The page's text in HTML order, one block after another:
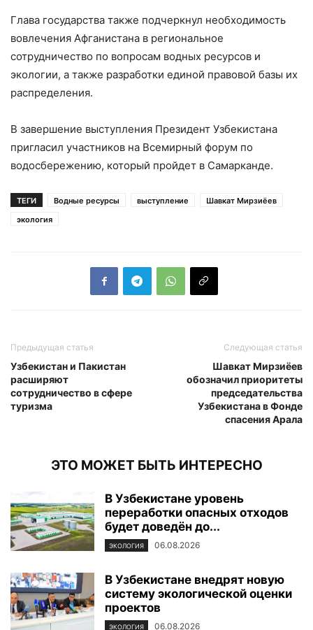
Глава государства также подчеркнул необходимость
вовлечения Афганистана в региональное
сотрудничество по вопросам водных ресурсов и
экологии, а также разработки единой правовой базы их
распределения.
В завершение выступления Президент Узбекистана
пригласил участников на Всемирный форум по
водосбережению, который пройдет в Самарканде.
ТЕГИ Водные ресурсы выступление
Шавкат Мирзиёев
экология
Предыдущая статья
Узбекистан и Пакистан
расширяют
сотрудничество в сфере
туризма
Следующая статья
Шавкат Мирзиёев
обозначил приоритеты
председательства
Узбекистана в Фонде
спасения Арала
ЭТО МОЖЕТ БЫТЬ ИНТЕРЕСНО
В Узбекистане уровень
переработки опасных отходов
будет доведён до...
ЭКОЛОГИЯ 06.08.2026
В Узбекистане внедрят новую
систему экологической оценки
проектов
ЭКОЛОГИЯ 06.08.2026